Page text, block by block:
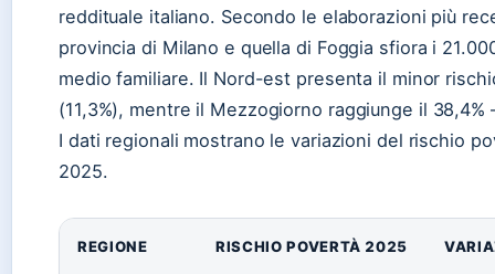
reddituale italiano. Secondo le elaborazioni più
provincia di Milano e quella di Foggia sfiora i
medio familiare. Il Nord-est presenta il minor
(11,3%), mentre il Mezzogiorno raggiunge il
I dati regionali mostrano le variazioni del rischio
2025.
REGIONE RISCHIO POVERTÀ 2025